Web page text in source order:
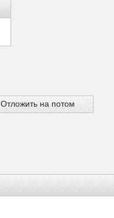
Отложить на потом